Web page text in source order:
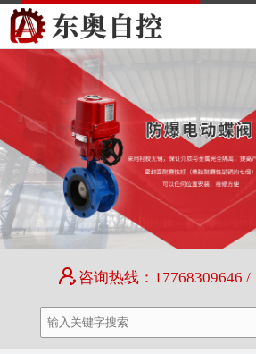
咨询热线：17768309646 /